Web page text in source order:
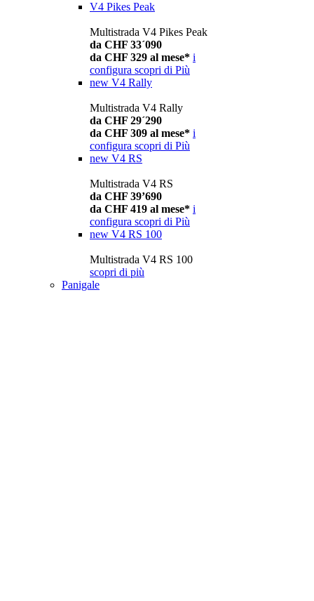
V4 Pikes Peak
Multistrada V4 Pikes Peak
da CHF 33´090
da CHF 329 al mese* i
configura scopri di Più
new V4 Rally
Multistrada V4 Rally
da CHF 29´290
da CHF 309 al mese* i
configura scopri di Più
new V4 RS
Multistrada V4 RS
da CHF 39’690
da CHF 419 al mese* i
configura scopri di Più
new V4 RS 100
Multistrada V4 RS 100
scopri di più
Panigale